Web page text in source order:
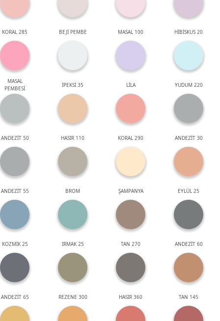
KORAL 285 BEJİ PEMBE MASAL 100 HİBİSKUS 20
MASAL
PEMBESİ
İPEKSİ 35 LİLA YUDUM 220
ANDEZİT 50 HASIR 110 KORAL 290 ANDEZİT 30
ANDEZİT 55 BROM ŞAMPANYA EYLÜL 25
KOZMİK 25 IRMAK 25 TAN 270 ANDEZİT 60
ANDEZİT 65 REZENE 300 HASIR 360 TAN 145